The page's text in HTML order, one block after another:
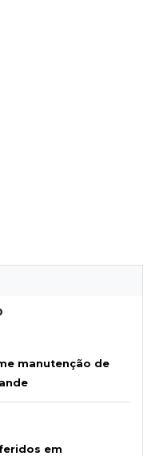
manutenção de
em